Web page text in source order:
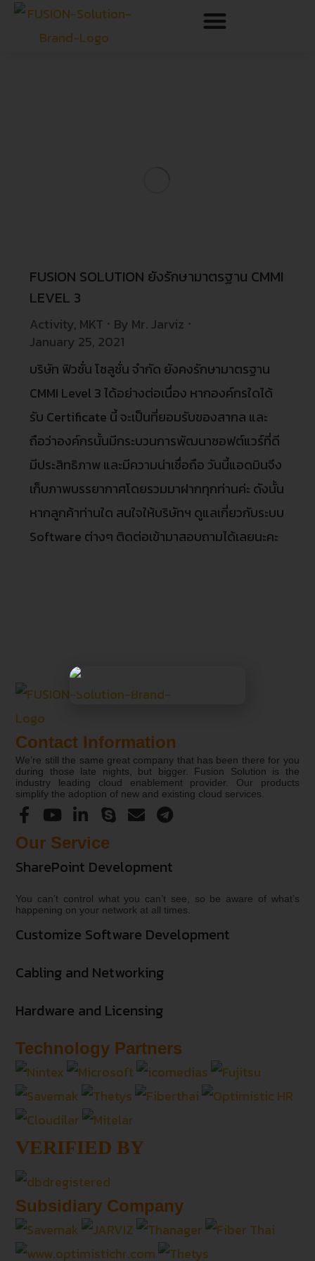
FUSION SOLUTION ยังรักษามาตรฐาน CMMI
LEVEL 3
Activity, MKT By Mr. Jarviz
January 25, 2021
บริษัท ฟิวชั่น โซลูชั่น จำกัด ยังคงรักษามาตรฐาน
CMMI Level 3 ได้อย่างต่อเนื่อง หากองค์กรใดได้
รับ Certificate นี้ จะเป็นที่ยอมรับของสากล และ
ถือว่าองค์กรนั้นมีกระบวนการพัฒนาซอฟต์แวร์ที่ดี
มีประสิทธิภาพ และมีความน่าเชื่อถือ วันนี้แอดมินจึง
เก็บภาพบรรยากาศโดยรวมมาฝากทุกท่านค่ะ ดังนั้น
หากลูกค้าท่านใด สนใจให้บริษัทฯ ดูแลเกี่ยวกับระบบ
Software ต่างๆ ติดต่อเข้ามาสอบถามได้เลยนะคะ
Contact Information
We’re still the same great company that has been there for you
during those late nights, but bigger. Fusion Solution is the
industry leading cloud enablement provider. Our products
simplify the adoption of new and existing cloud services.
Our Service
SharePoint Development
You can’t control what you can’t see, so be aware of what’s
happening on your network at all times.
Customize Software Development
Cabling and Networking
Hardware and Licensing
Technology Partners
VERIFIED BY
Subsidiary Company